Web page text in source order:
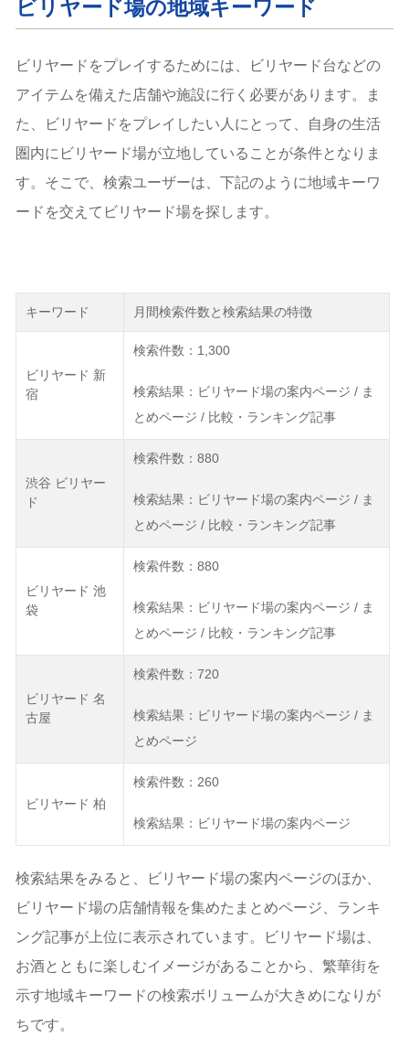
ビリヤード場の地域キーワード
ビリヤードをプレイするためには、ビリヤード台などの
アイテムを備えた店舗や施設に行く必要があります。ま
た、ビリヤードをプレイしたい人にとって、自身の生活
圏内にビリヤード場が立地していることが条件となりま
す。そこで、検索ユーザーは、下記のように地域キーワ
ードを交えてビリヤード場を探します。
キーワード 月間検索件数と検索結果の特徴
ビリヤード 新
宿
検索件数：1,300
検索結果：ビリヤード場の案内ページ / ま
とめページ / 比較・ランキング記事
渋谷 ビリヤー
ド
検索件数：880
検索結果：ビリヤード場の案内ページ / ま
とめページ / 比較・ランキング記事
ビリヤード 池
袋
検索件数：880
検索結果：ビリヤード場の案内ページ / ま
とめページ / 比較・ランキング記事
ビリヤード 名
古屋
検索件数：720
検索結果：ビリヤード場の案内ページ / ま
とめページ
ビリヤード 柏
検索件数：260
検索結果：ビリヤード場の案内ページ
検索結果をみると、ビリヤード場の案内ページのほか、
ビリヤード場の店舗情報を集めたまとめページ、ランキ
ング記事が上位に表示されています。ビリヤード場は、
お酒とともに楽しむイメージがあることから、繁華街を
示す地域キーワードの検索ボリュームが大きめになりが
ちです。